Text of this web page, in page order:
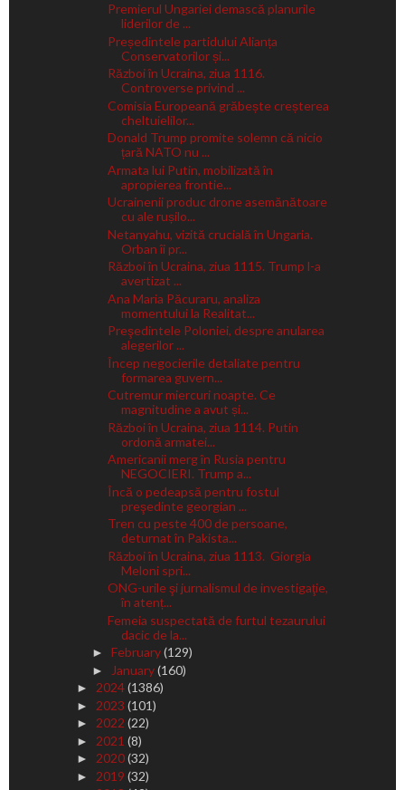
Premierul Ungariei demască planurile
liderilor de ...
Președintele partidului Alianța
Conservatorilor și...
Război în Ucraina, ziua 1116.
Controverse privind ...
Comisia Europeană grăbește creșterea
cheltuielilor...
Donald Trump promite solemn că nicio
țară NATO nu ...
Armata lui Putin, mobilizată în
apropierea frontie...
Ucrainenii produc drone asemănătoare
cu ale rușilo...
Netanyahu, vizită crucială în Ungaria.
Orban îi pr...
Război în Ucraina, ziua 1115. Trump l-a
avertizat ...
Ana Maria Păcuraru, analiza
momentului la Realitat...
Preşedintele Poloniei, despre anularea
alegerilor ...
Încep negocierile detaliate pentru
formarea guvern...
Cutremur miercuri noapte. Ce
magnitudine a avut și...
Război în Ucraina, ziua 1114. Putin
ordonă armatei...
Americanii merg în Rusia pentru
NEGOCIERI. Trump a...
Încă o pedeapsă pentru fostul
preşedinte georgian ...
Tren cu peste 400 de persoane,
deturnat în Pakista...
Război în Ucraina, ziua 1113. Giorgia
Meloni spri...
ONG-urile şi jurnalismul de investigaţie,
în atenț...
Femeia suspectată de furtul tezaurului
dacic de la...
► February(129)
► January(160)
► 2024(1386)
► 2023 (101)
► 2022 (22)
► 2021 (8)
► 2020(32)
► 2019 (32)